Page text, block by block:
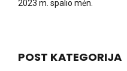
2023 m. spalio mėn.
POST KATEGORIJA